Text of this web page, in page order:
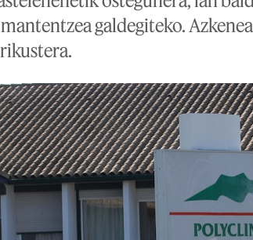
galdegiteko.